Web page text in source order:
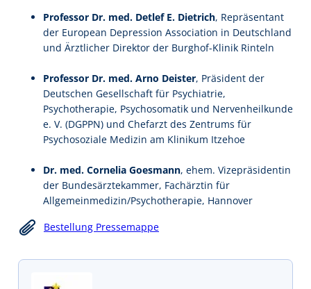
Professor Dr. med. Detlef E. Dietrich, Repräsentant
der European Depression Association in Deutschland
und Ärztlicher Direktor der Burghof-Klinik Rinteln
Professor Dr. med. Arno Deister, Präsident der
Deutschen Gesellschaft für Psychiatrie,
Psychotherapie, Psychosomatik und Nervenheilkunde
e. V. (DGPPN) und Chefarzt des Zentrums für
Psychosoziale Medizin am Klinikum Itzehoe
Dr. med. Cornelia Goesmann, ehem. Vizepräsidentin
der Bundesärztekammer, Fachärztin für
Allgemeinmedizin/Psychotherapie, Hannover
Bestellung Pressemappe